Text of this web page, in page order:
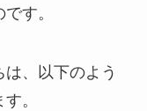
す。
、以下のよう
。